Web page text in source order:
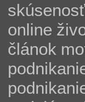
skúsenosť
online
článok